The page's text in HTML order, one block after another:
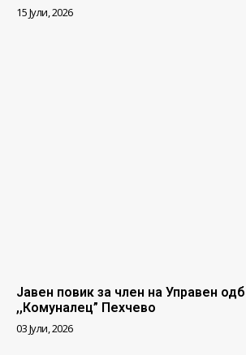
15 Јули, 2026
Јавен повик за член на Управен
,,Комуналец” Пехчево
03 Јули, 2026